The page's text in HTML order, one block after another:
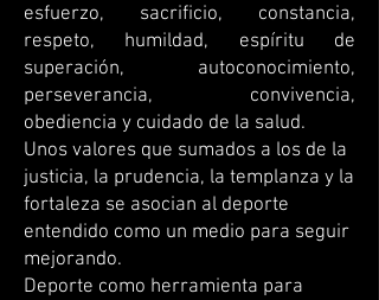
esfuerzo, sacrificio, constancia,
respeto, humildad, espíritu de
superación, autoconocimiento,
perseverancia, convivencia,
obediencia y cuidado de la salud.
Unos valores que sumados a los de la
justicia, la prudencia, la templanza y la
fortaleza se asocian al deporte
entendido como un medio para seguir
mejorando.
Deporte como herramienta para